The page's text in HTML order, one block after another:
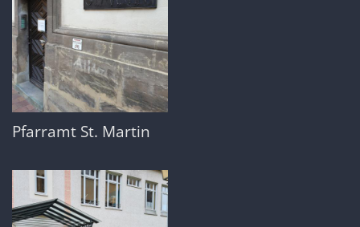
Pfarramt St. Martin